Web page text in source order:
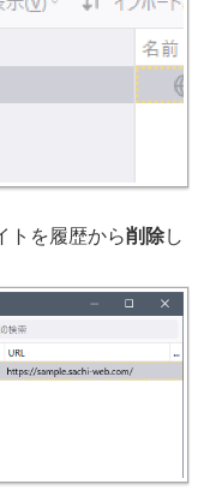
トを履歴から削除し